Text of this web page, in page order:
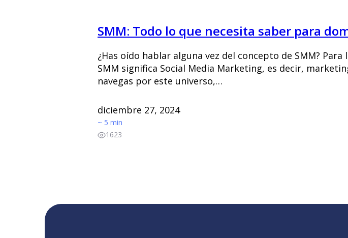
SMM: Todo lo que necesita saber para
¿Has oído hablar alguna vez del concepto de SMM?
SMM significa Social Media Marketing, es decir,
navegas por este universo,…
diciembre 27, 2024
~ 5 min
1623